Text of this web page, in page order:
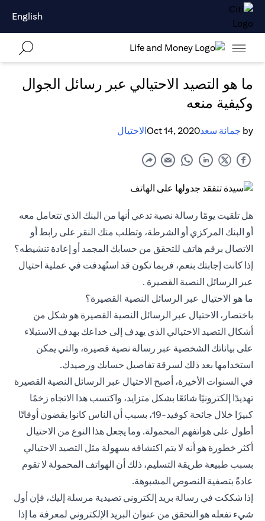
English
ما هو التصيد الاحتيالي عبر رسائل الجوال
وكيفية منعه
by جمانة سعدOct 14, 2020الاحتيال
هل تلقيت يومًا رسالة نصية تدعي أنها من البنك الذي تتعامل معه
أو البنك المركزي أو الشرطة، وتطلب منك النقر على رابط أو
الاتصال برقم هاتف للتحقق من حسابك المجمد أو إعادة تنشيطه؟
إذا كانت إجابتك بنعم، فربما تكون قد استُهدفت في عملية احتيال
عبر الرسائل النصية القصيرة .
ما هو الاحتيال عبر الرسائل النصية القصيرة؟
باختصار، الاحتيال عبر الرسائل النصية القصيرة هو شكل من
أشكال التصيد الاحتيالي الذي يهدف إلى خداعك بهدف الاستيلاء
على بياناتك الشخصية عبر رسالة نصية قصيرة، والتي يمكن
استخدامها بعد ذلك لسرقة تفاصيل حسابك ورصيدك.
في السنوات الأخيرة، أصبح الاحتيال عبر الرسائل النصية القصيرة
تهديدًا إلكترونيًا شائعًا بشكل متزايد، واكتسب هذا الاتجاه زخمًا
كبيرًا خلال جائحة كوفيد-19، بسبب أن الناس كانوا يقضون أوقاتًا
أطول على هواتفهم المحمولة. وما يجعل هذا النوع من الاحتيال
أكثر خطورة هو أنه لا يتم اكتشافه بسهولة مثل التصيد الاحتيالي
بسبب طبيعة طريقة التسليم، ذلك أن الهواتف المحمولة لا تقوم
عادةً بتصفية النصوص المشبوهة.
إذا شككت في رسالة بريد إلكتروني تصيدية مرسلة إليك، فإن أول
شيء تفعله هو التحقق من عنوان البريد الإلكتروني لمعرفة ما إذا